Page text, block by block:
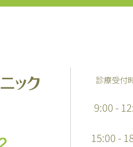
診療受付
9:00 -
15:00 -